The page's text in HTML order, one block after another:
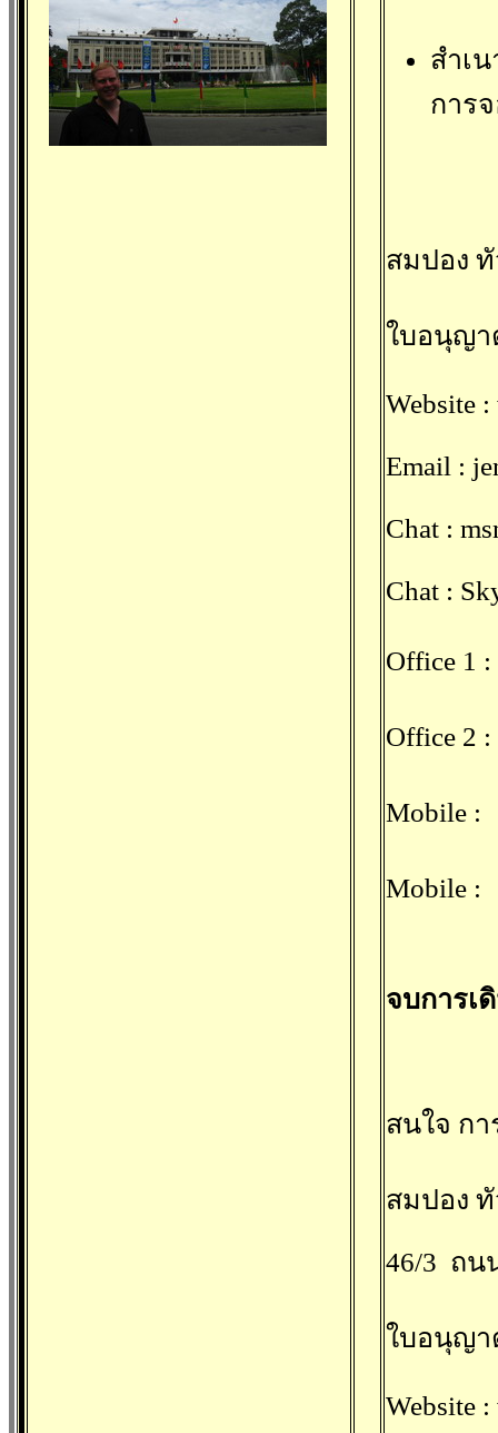
สำเ
การ
สมปอง ทั
ใบอนุญา
Website :
Email :
Chat :
Chat :
Office 1
Office 2
Mobile :
Mobile :
จบการเ
สนใจ กา
สมปอง ทั
46/3 ถน
ใบอนุญา
Website :